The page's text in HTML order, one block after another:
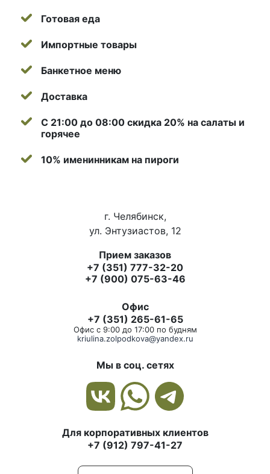
Готовая еда
Импортные товары
Банкетное меню
Доставка
С 21:00 до 08:00 скидка 20% на салаты и
горячее
10% именинникам на пироги
г. Челябинск,
ул. Энтузиастов, 12
Прием заказов
+7 (351) 777-32-20
+7 (900) 075-63-46
Офис
+7 (351) 265-61-65
Офис с 9:00 до 17:00 по будням
kriulina.zolpodkova@yandex.ru
Мы в соц. сетях
Для корпоративных клиентов
+7 (912) 797-41-27